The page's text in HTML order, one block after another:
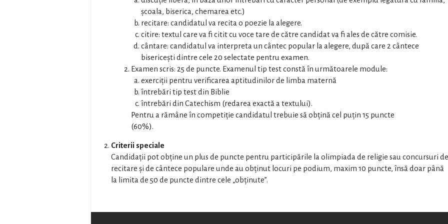
şcoala, biserica, chemarea etc.)
recitare: candidatul va recita o poezie la alegere.
citire: textul care va fi citit cu voce tare de către candidat va fi ales de către comisie.
cântare: candidatul va interpreta un cântec popular la alegere, după care 2 cântece
bisericeşti dintre cele 20 selectate pentru examen.
Examen scris: 25 de puncte. Examenul tip test constă în următoarele module:
exerciţii pentru verificarea aptitudinilor de limba maternă
întrebări tip test din Biblie
întrebări din Catechism (redarea exactă a textului).
Pentru a rămâne în competiţie candidatul trebuie să obţină cel puţin 15 puncte
(60%).
Criterii speciale
Candidaţii pot obţine un plus de puncte pentru participările la olimpiada de religie sau concursuri de
recitare şi de cântece populare unde au obţinut locuri pe podium, maxim 10 puncte, însă doar până
la limita de 50 de puncte dintre cele „obţinute”.